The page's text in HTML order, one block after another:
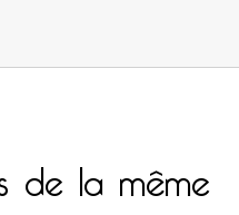
de la même